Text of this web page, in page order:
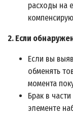
расходы на
2. Если
Если вы
обменять
момента
Брак в
элементе